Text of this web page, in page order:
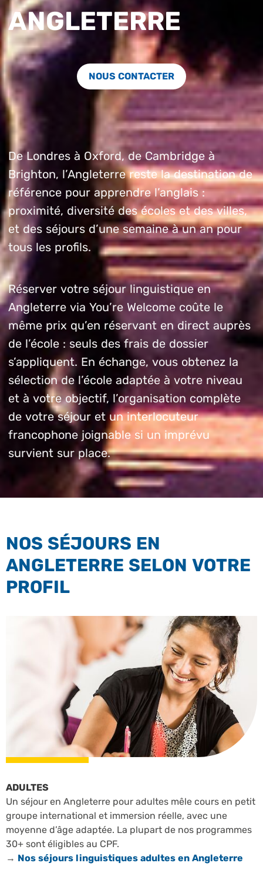
ANGLETERRE
NOUS CONTACTER
De Londres à Oxford, de Cambridge à
Brighton, l’Angleterre reste la destination de
référence pour apprendre l’anglais :
proximité, diversité des écoles et des villes,
et des séjours d’une semaine à un an pour
tous les profils.
Réserver votre séjour linguistique en
Angleterre via You’re Welcome coûte le
même prix qu’en réservant en direct auprès
de l’école : seuls des frais de dossier
s’appliquent. En échange, vous obtenez la
sélection de l’école adaptée à votre niveau
et à votre objectif, l’organisation complète
de votre séjour et un interlocuteur
francophone joignable si un imprévu
survient sur place.
NOS SÉJOURS EN
ANGLETERRE SELON VOTRE
PROFIL
ADULTES
Un séjour en Angleterre pour adultes mêle cours en petit
groupe international et immersion réelle, avec une
moyenne d’âge adaptée. La plupart de nos programmes
30+ sont éligibles au CPF.
→ Nos séjours linguistiques adultes en Angleterre